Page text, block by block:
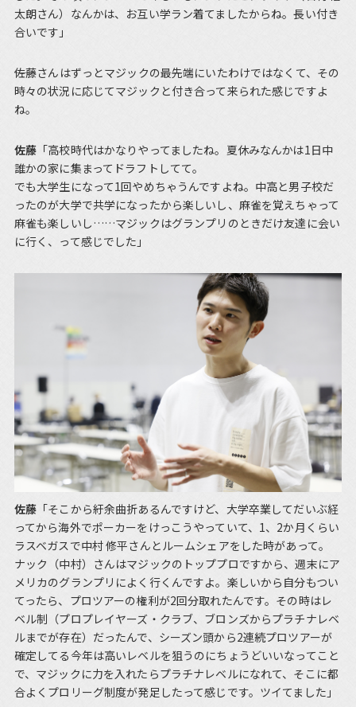
太朗さん）なんかは、お互い学ラン着てましたからね。長い付き
合いです」
――佐藤さんはずっとマジックの最先端にいたわけではなくて、その
時々の状況に応じてマジックと付き合って来られた感じですよ
ね。
佐藤 「高校時代はかなりやってましたね。夏休みなんかは1日中
誰かの家に集まってドラフトしてて。
でも大学生になって1回やめちゃうんですよね。中高と男子校だ
ったのが大学で共学になったから楽しいし、麻雀を覚えちゃって
麻雀も楽しいし……マジックはグランプリのときだけ友達に会い
に行く、って感じでした」
佐藤 「そこから紆余曲折あるんですけど、大学卒業してだいぶ経
ってから海外でポーカーをけっこうやっていて、1、2か月くらい
ラスベガスで中村 修平さんとルームシェアをした時があって。
ナック（中村）さんはマジックのトッププロですから、週末にア
メリカのグランプリによく行くんですよ。楽しいから自分もつい
てったら、プロツアーの権利が2回分取れたんです。その時はレ
ベル制（プロプレイヤーズ・クラブ、ブロンズからプラチナレベ
ルまでが存在）だったんで、シーズン頭から2連続プロツアーが
確定してる今年は高いレベルを狙うのにちょうどいいなってこと
で、マジックに力を入れたらプラチナレベルになれて、そこに都
合よくプロリーグ制度が発足したって感じです。ツイてました」